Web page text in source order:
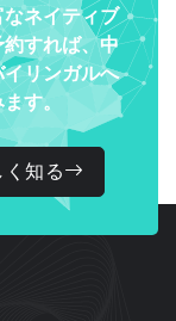
ネイティブ
すれば、中
リンガルへ
す。
知る